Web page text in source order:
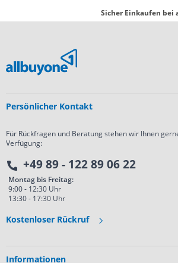
Sicher Einkaufen bei
Persönlicher Kontakt
Für Rückfragen und Beratung stehen wir Ihnen
Verfügung:
+49 89 - 122 89 06 22
Montag bis Freitag:
9:00 - 12:30 Uhr
13:30 - 17:30 Uhr
Kostenloser Rückruf
Informationen